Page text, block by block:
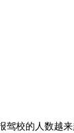
校的人数越